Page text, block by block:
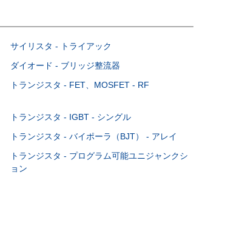
サイリスタ - トライアック
ダイオード - ブリッジ整流器
トランジスタ - FET、MOSFET - RF
トランジスタ - IGBT - シングル
トランジスタ - バイポーラ（BJT） - アレイ
トランジスタ - プログラム可能ユニジャンクシ
ョン